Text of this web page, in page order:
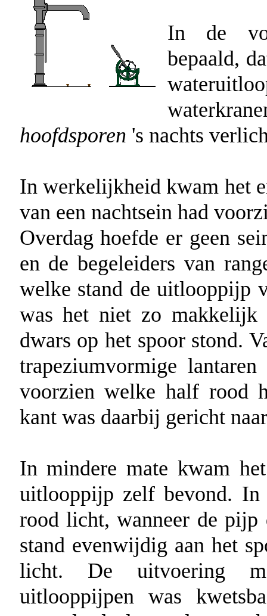
In de
bepaald,
hoofdsporen 's nachts
In werkelijkheid kwam het
van een nachtsein had
Overdag hoefde er geen
en de begeleiders van
welke stand de uitlooppijp
was het niet zo
dwars op het spoor stond.
trapeziumvormige
voorzien welke half rood
kant was daarbij gericht
In mindere mate kwam
uitlooppijp zelf bevond. In
rood licht, wanneer de
stand evenwijdig aan het
licht. De uitvoering
uitlooppijpen was